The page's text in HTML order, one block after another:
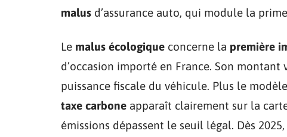
malus d’assurance auto, qui module la
Le malus écologique concerne la première
d’occasion importé en France. Son
puissance fiscale du véhicule. Plus le
taxe carbone apparaît clairement sur la
émissions dépassent le seuil légal. Dès